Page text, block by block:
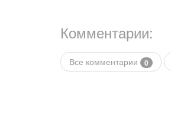
Комментарии:
Все комментарии 0